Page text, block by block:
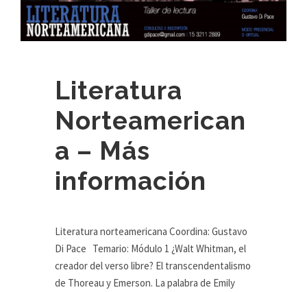
Literatura
Norteamerican
a – Más
información
Literatura norteamericana Coordina: Gustavo
Di Pace Temario: Módulo 1 ¿Walt Whitman, el
creador del verso libre? El transcendentalismo
de Thoreau y Emerson. La palabra de Emily